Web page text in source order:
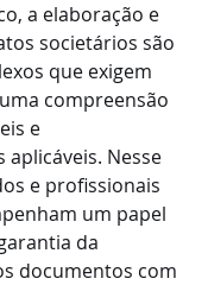
a elaboração e
societários são
que exigem
compreensão
e
Nesse
e profissionais
um papel
da
documentos com